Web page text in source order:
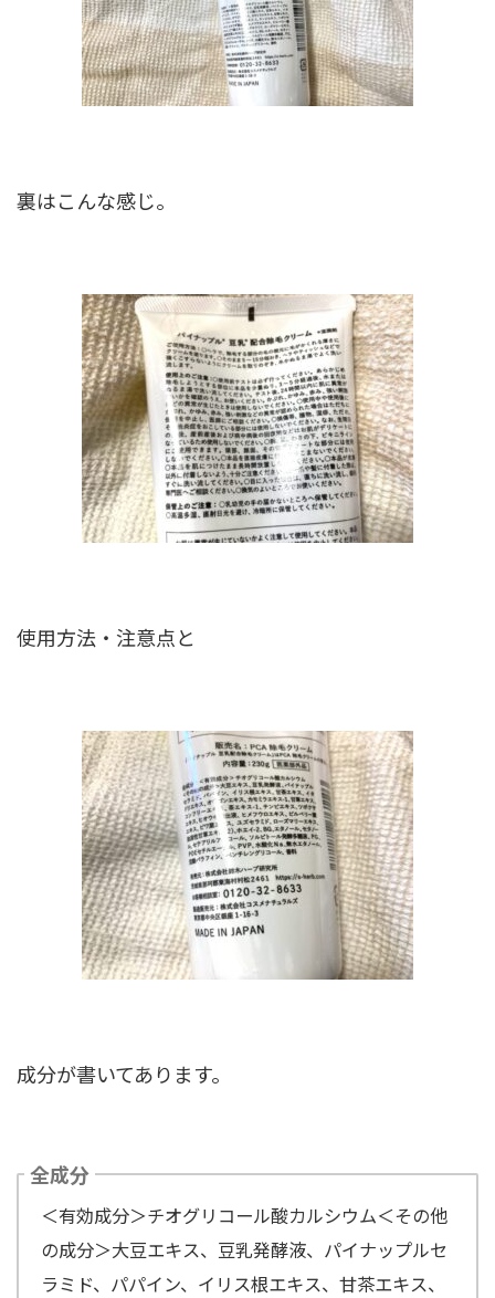
裏はこんな感じ。
使用方法・注意点と
成分が書いてあります。
全成分
＜有効成分＞チオグリコール酸カルシウム＜その他
の成分＞大豆エキス、豆乳発酵液、パイナップルセ
ラミド、パパイン、イリス根エキス、甘茶エキス、